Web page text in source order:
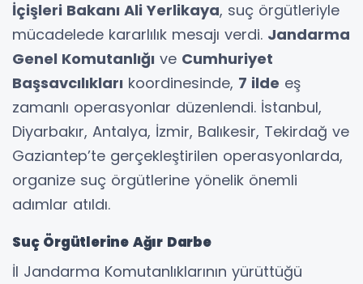
İçişleri Bakanı Ali Yerlikaya, suç örgütleriyle
mücadelede kararlılık mesajı verdi. Jandarma
Genel Komutanlığı ve Cumhuriyet
Başsavcılıkları koordinesinde, 7 ilde eş
zamanlı operasyonlar düzenlendi. İstanbul,
Diyarbakır, Antalya, İzmir, Balıkesir, Tekirdağ ve
Gaziantep’te gerçekleştirilen operasyonlarda,
organize suç örgütlerine yönelik önemli
adımlar atıldı.
Suç Örgütlerine Ağır Darbe
İl Jandarma Komutanlıklarının yürüttüğü